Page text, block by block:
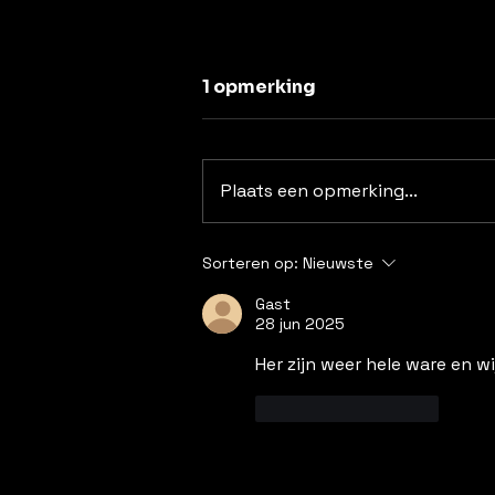
Uit de lucht
Hoe lang ben ik nu al uit de
blijft ze nou. En waar ik nu blijf
is dus in mijn bed! Met mijn 97
jaar was genezing een illusie.
Mijn geraamte zit
1 opmerking
Plaats een opmerking...
Sorteren op: Nieuwste
Gast
28 jun 2025
Her zijn weer hele ware en